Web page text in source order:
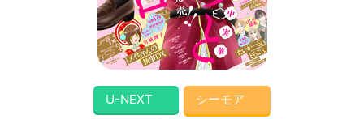
U-NEXT シーモア